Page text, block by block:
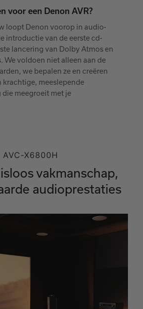
voor een Denon AVR?
loopt Denon voorop in audio-
introductie van de eerste cd-
lancering van Dolby Atmos en
We voldoen niet alleen aan de
we bepalen ze en creëren
krachtige, meeslepende
meegroeit met je
AVC-X6800H
vakmanschap,
audioprestaties